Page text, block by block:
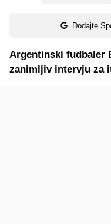
Dodajte
Argentinski fudbaler
zanimljiv intervju za